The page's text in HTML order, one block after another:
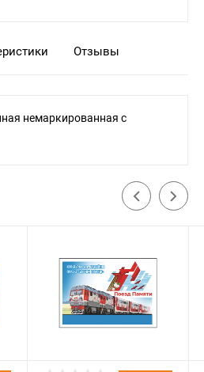
Отзывы
немаркированная c